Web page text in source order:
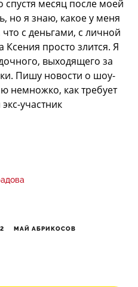
спустя месяц после моей
но я знаю, какое у меня
с деньгами, с личной
просто злится. Я
выходящего за
Пишу новости о шоу-
немножко, как требует
участник
МАЙ АБРИКОСОВ